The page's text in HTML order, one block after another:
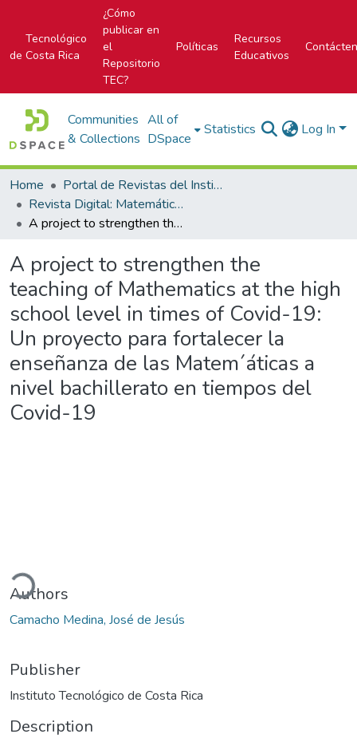
Tecnológico
de Costa Rica
¿Cómo
publicar en
el
Repositorio
TEC?
Políticas
Recursos
Educativos
Communities
& Collections
All of
DSpace
Statistics Log In
Home
Portal de Revistas del Instituto Tecnológico de Costa Rica
Revista Digital: Matemática, Educación e Internet
A project to strengthen the teaching of Mathematics at the high school level in times of Covid-19: Un proyecto para fortalecer la enseñanza de las Matem´áticas a nivel bachillerato en tiempos del Covid-19
A project to strengthen the
teaching of Mathematics at the high
school level in times of Covid-19:
Un proyecto para fortalecer la
enseñanza de las Matem´áticas a
nivel bachillerato en tiempos del
Covid-19
Authors
Camacho Medina, José de Jesús
Publisher
Instituto Tecnológico de Costa Rica
Description